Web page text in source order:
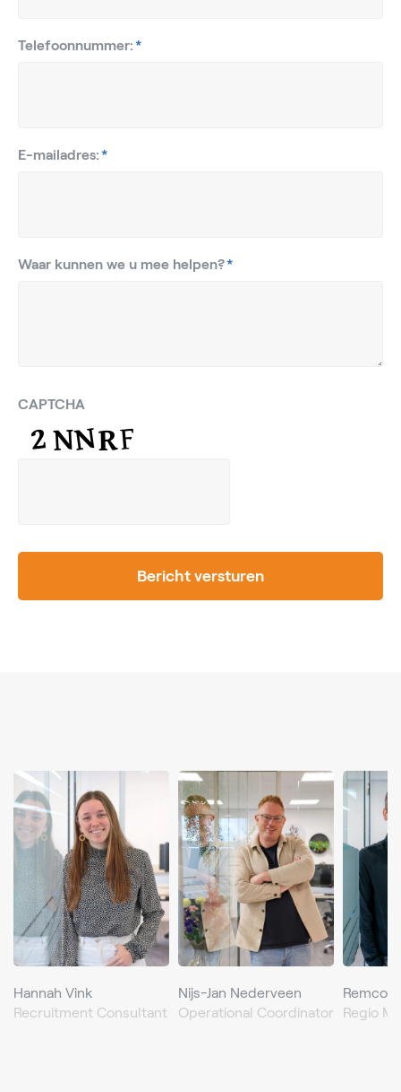
Telefoonnummer:*
E-mailadres:*
Waar kunnen we u mee helpen?*
CAPTCHA
Bericht versturen
Hannah Vink
Recruitment Consultant
Nijs-Jan Nederveen
Operational Coordinator
Remco
Regio